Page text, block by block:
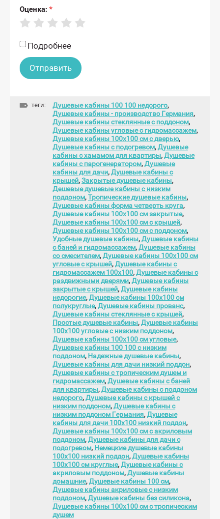
Оценка: *
Подробнее
теги: Душевые кабины 100 100 недорого,
Душевые кабины - производство Германия,
Душевые кабины стеклянные с поддоном,
Душевые кабины угловые с гидромассажем,
Душевые кабины 100х100 см с дверью,
Душевые кабины с подогревом,Душевые
кабины с хамамом для квартиры,Душевые
кабины с парогенератором,Душевые
кабины для дачи,Душевые кабины с
крышей,Закрытые душевые кабины,
Дешевые душевые кабины с низким
поддоном,Тропические душевые кабины,
Душевые кабины форма четверть круга,
Душевые кабины 100х100 см закрытые,
Душевые кабины 100х100 см с крышей,
Душевые кабины 100х100 см с поддоном,
Удобные душевые кабины,Душевые кабины
с баней и гидромассажем,Душевые кабины
со смесителем,Душевые кабины 100х100 см
угловые с крышей,Душевые кабины с
гидромассажем 100х100,Душевые кабины с
раздвижными дверями,Душевые кабины
закрытые с крышей,Душевые кабины
недорогие,Душевые кабины 100х100 см
полукруглые,Душевые кабины прованс,
Душевые кабины стеклянные с крышей,
Простые душевые кабины,Душевые кабины
100х100 угловые с низким поддоном,
Душевые кабины 100х100 см угловые,
Душевые кабины 100 100 с низким
поддоном, Надежные душевые кабины,
Душевые кабины для дачи низкий поддон,
Душевые кабины с тропическим душем и
гидромассажем,Душевые кабины с баней
для квартиры,Душевые кабины с поддоном
недорого,Душевые кабины с крышей с
низким поддоном,Душевые кабины с
низким поддоном Германия,Душевые
кабины для дачи 100х100 низкий поддон,
Душевые кабины 100х100 см с акриловым
поддоном,Душевые кабины для дачи с
подогревом, Немецкие душевые кабины
100х100 низкий поддон,Душевые кабины
100х100 см круглые,Душевые кабины с
акриловым поддоном,Душевые кабины
домашние,Душевые кабины 100 см,
Душевые кабины акриловые с низким
поддоном,Душевые кабины без силикона,
Душевые кабины 100х100 см с тропическим
душем